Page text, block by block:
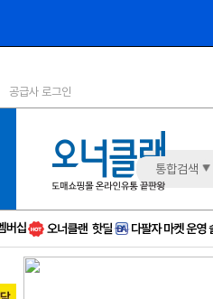
공급사 로그인
통합검색